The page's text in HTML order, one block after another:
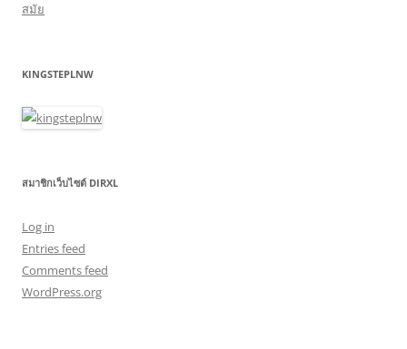
สมัย
KINGSTEPLNW
สมาชิกเว็บไซต์ DIRXL
Log in
Entries feed
Comments feed
WordPress.org